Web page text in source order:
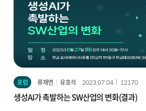
포럼 류채연 유호석 2023.07.04 12170
생성AI가 촉발하는 SW산업의 변화(결과)